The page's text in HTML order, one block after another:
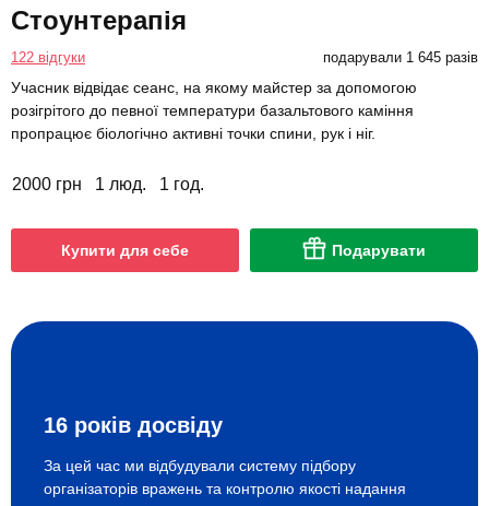
Стоунтерапія
122 відгуки подарували 1 645 разів
Учасник відвідає сеанс, на якому майстер за допомогою
розігрітого до певної температури базальтового каміння
пропрацює біологічно активні точки спини, рук і ніг.
2000 грн 1 люд. 1 год.
Купити для себе Подарувати
16 років досвіду
За цей час ми відбудували систему підбору
організаторів вражень та контролю якості надання